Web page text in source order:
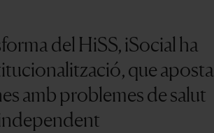
del HiSS, iSocial ha
que aposta
amb problemes de salut
independent